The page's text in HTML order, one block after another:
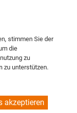
SPARE PARTS
stimmen Sie der
die
zu
zu unterstützen.
akzeptieren